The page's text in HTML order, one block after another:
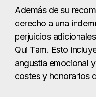
Además de su
derecho a una
perjuicios
Qui Tam. Esto
angustia emocional
costes y honorarios